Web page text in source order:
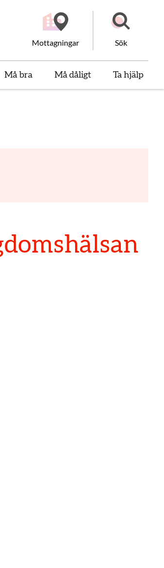
Mottagningar Sök
Må bra Må dåligt Ta hjälp